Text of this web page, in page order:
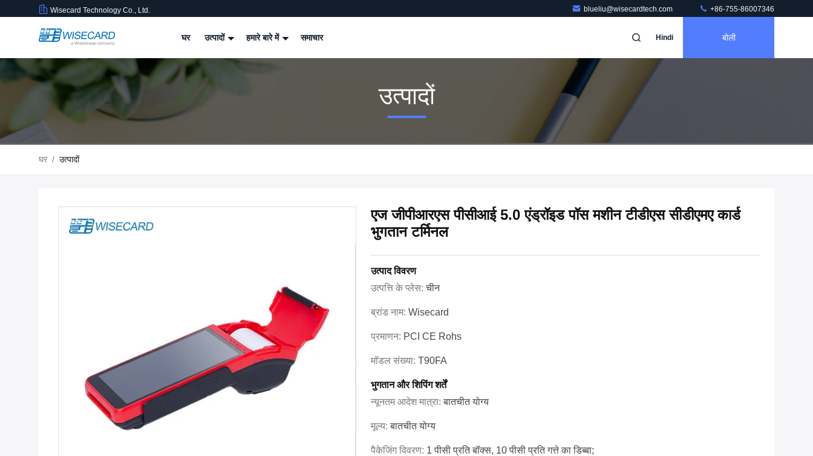
Wisecard Technology Co., Ltd. blueliu@wisecardtech.com +86-755-86007346
घर उत्पादों हमारे बारे में समाचार Hindi बोली
उत्पादों
घर / उत्पादों
एज जीपीआरएस पीसीआई 5.0 एंड्रॉइड पॉस मशीन टीडीएस सीडीएमए कार्ड
भुगतान टर्मिनल
उत्पाद विवरण
उत्पत्ति के प्लेस:चीन
ब्रांड नाम: Wisecard
प्रमाणन: PCI CE Rohs
मॉडल संख्या: T90FA
भुगतान और शिपिंग शर्तें
न्यूनतम आदेश मात्रा:बातचीत योग्य
मूल्य:बातचीत योग्य
पैकेजिंग विवरण: 1 पीसी प्रति बॉक्स, 10 पीसी प्रति गत्ते का डिब्बा;